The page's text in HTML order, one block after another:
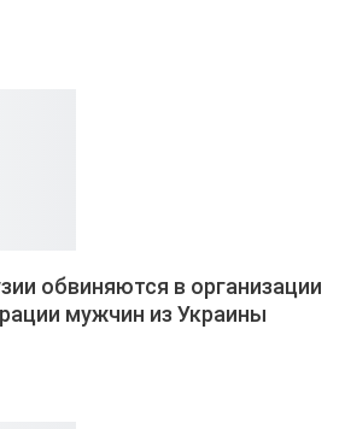
обвиняются в организации
мужчин из Украины